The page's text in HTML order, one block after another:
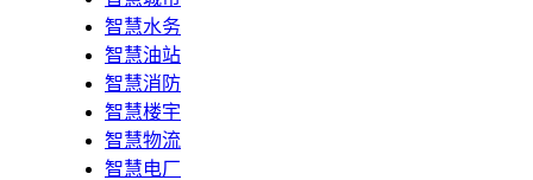
智慧水务
智慧油站
智慧消防
智慧楼宇
智慧物流
智慧电厂